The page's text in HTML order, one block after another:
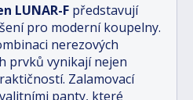
LUNAR-F představují
pro moderní koupelny.
nerezových
prvků vynikají nejen
Zalamovací
panty, které